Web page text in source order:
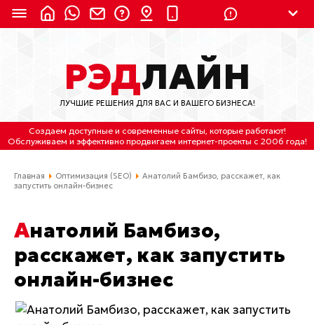
8 (800) 550-9899 (с 2:30 до 11:30 по
Мск)
Бесплатно по России
(4212) 658-653
(4212) 637-673
Отдельный вход \ Левый торец здания
Пн-пт. с 9:30 до 18:30 (по Хбк)
info@lred.ru
Все контакты
РЭДЛАЙН
ЛУЧШИЕ РЕШЕНИЯ ДЛЯ ВАС И ВАШЕГО БИЗНЕСА!
Создаем доступные и современные сайты, которые работают!
Обслуживаем и эффективно продвигаем интернет-проекты с 2006 года!
Главная Оптимизация (SEO)
Анатолий Бамбизо, расскажет, как
запустить онлайн-бизнес
Анатолий Бамбизо,
расскажет, как запустить
онлайн-бизнес